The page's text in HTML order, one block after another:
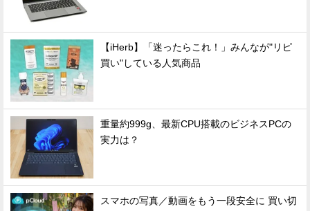
【iHerb】「迷ったらこれ！」みんなが"リピ
買い"している人気商品
重量約999g、最新CPU搭載のビジネスPCの
実力は？
スマホの写真／動画をもう一段安全に 買い切